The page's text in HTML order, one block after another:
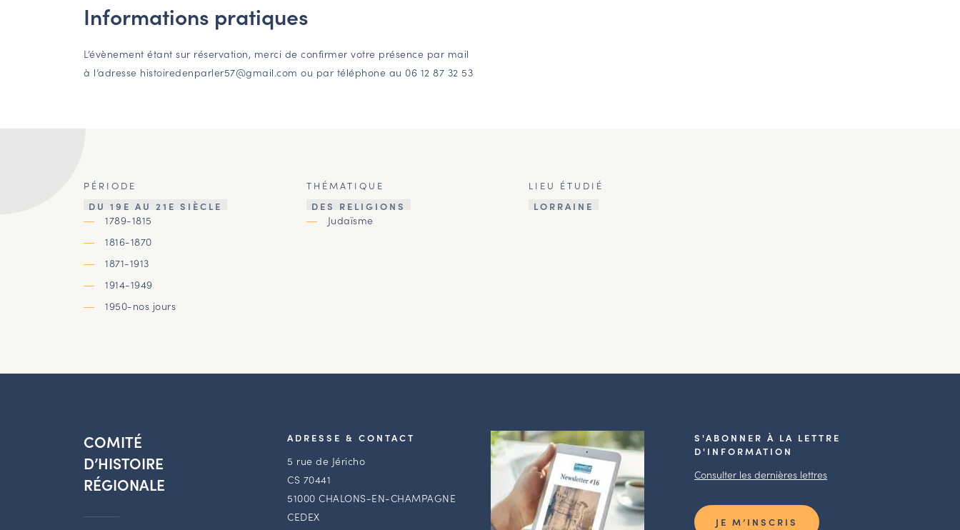
Informations pratiques
L’évènement étant sur réservation, merci de confirmer votre présence par mail
à l’adresse histoiredenparler57@gmail.com ou par téléphone au 06 12 87 32 53
PÉRIODE
DU 19E AU 21E SIÈCLE
1789-1815
1816-1870
1871-1913
1914-1949
1950-nos jours
THÉMATIQUE
DES RELIGIONS
Judaïsme
LIEU ÉTUDIÉ
LORRAINE
COMITÉ
D’HISTOIRE
RÉGIONALE
ADRESSE & CONTACT
5 rue de Jéricho
CS 70441
51000 CHALONS-EN-CHAMPAGNE
CEDEX
S'ABONNER À LA LETTRE
D'INFORMATION
Consulter les dernières lettres
JE M’INSCRIS